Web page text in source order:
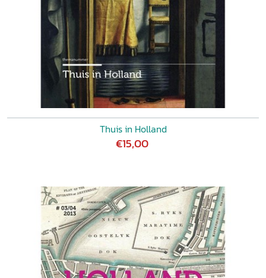
Thuis in Holland
€15,00